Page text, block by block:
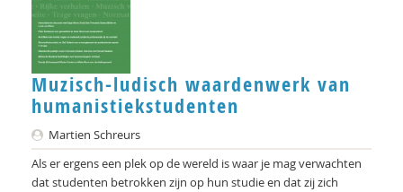
Noortje Bot
Bram van Boxtel
Jules Brabers
Jan Bransen
Yannick Brito Alves
Muzisch-ludisch waardenwerk van
humanistiekstudenten
Martien Schreurs
Als er ergens een plek op de wereld is waar je mag verwachten
dat studenten betrokken zijn op hun studie en dat zij zich